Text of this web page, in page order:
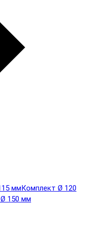
ммКомплект Ø 120
150 мм